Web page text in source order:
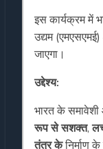
इस कार्यक्रम में
उद्यम (एमएसएमई)
जाएगा।
उद्देश्य:
भारत के
रूप से सशक्त,
तंत्र केनिर्माण